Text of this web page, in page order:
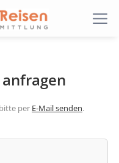
bitte per E-Mail senden.